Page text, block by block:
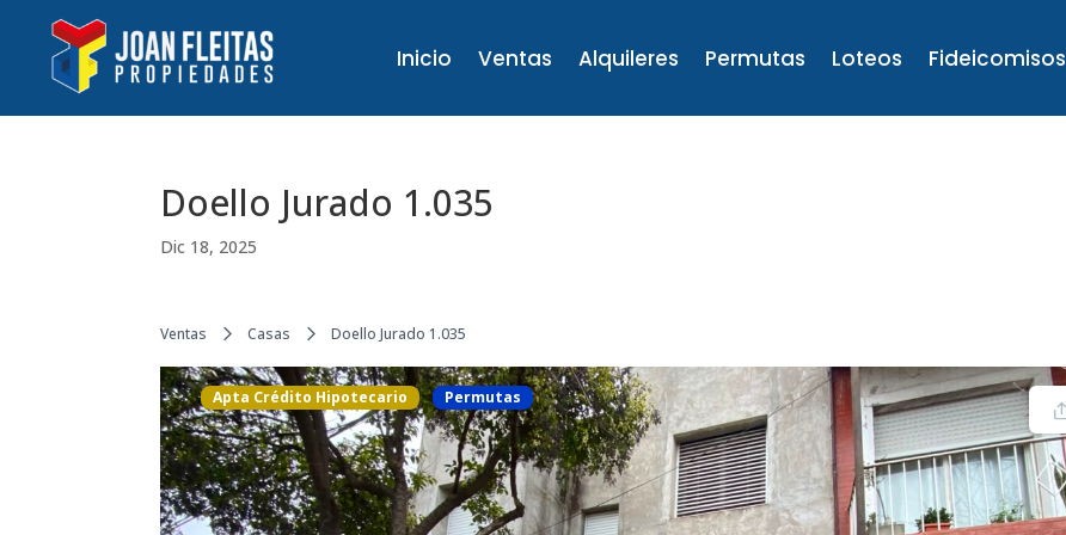
Inicio Ventas Alquileres Permutas Loteos Fideicomisos
Doello Jurado 1.035
Dic 18, 2025
Ventas Casas Doello Jurado 1.035
Apta Crédito Hipotecario Permutas